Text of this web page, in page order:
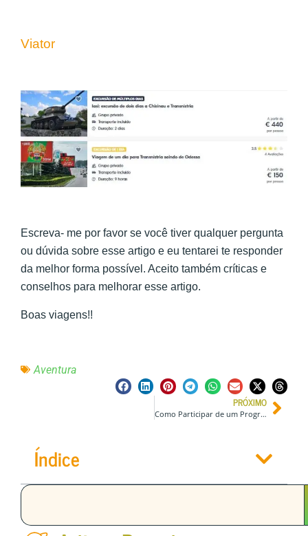
Viator
Escreva- me por favor se você tiver qualquer pergunta
ou dúvida sobre esse artigo e eu tentarei te responder
da melhor forma possível. Aceito também críticas e
conselhos para melhorar esse artigo.
Boas viagens!!
Aventura
PRÓXIMO
Como Participar de um Programa de Divemaster Trainee
Índice